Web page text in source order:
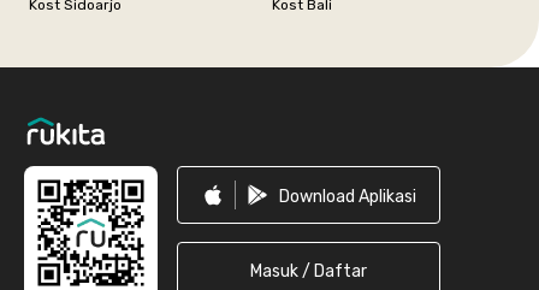
Kost Sidoarjo
Kost Bali
Download Aplikasi
Masuk / Daftar